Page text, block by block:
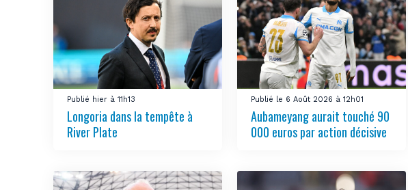
Publié hier à 11h13
Longoria dans la tempête à
River Plate
Publié le 6 Août 2026 à 12h01
Aubameyang aurait touché 90
000 euros par action décisive